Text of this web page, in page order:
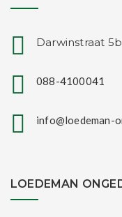
Darwinstraat
088-4100041
info@loedeman-
LOEDEMAN